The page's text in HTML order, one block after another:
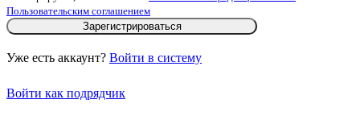
Пользовательским соглашением
Зарегистрироваться
Уже есть аккаунт? Войти в систему
Войти как подрядчик